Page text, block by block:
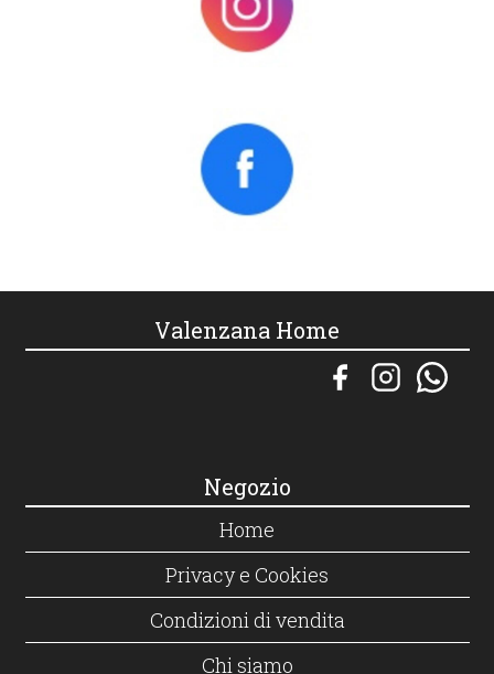
Valenzana Home
Negozio
Home
Privacy e Cookies
Condizioni di vendita
Chi siamo